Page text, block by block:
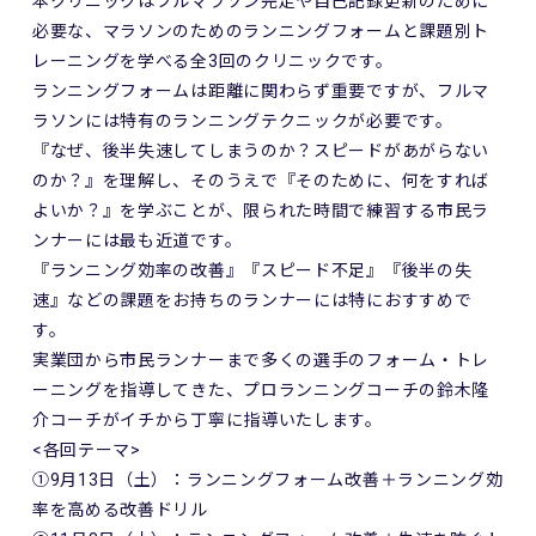
必要な、マラソンのためのランニングフォームと課題別ト
レーニングを学べる全3回のクリニックです。
ランニングフォームは距離に関わらず重要ですが、フルマ
ラソンには特有のランニングテクニックが必要です。
『なぜ、後半失速してしまうのか？スピードがあがらない
のか？』を理解し、そのうえで『そのために、何をすれば
よいか？』を学ぶことが、限られた時間で練習する市民ラ
ンナーには最も近道です。
『ランニング効率の改善』『スピード不足』『後半の失
速』などの課題をお持ちのランナーには特におすすめで
す。
実業団から市民ランナーまで多くの選手のフォーム・トレ
ーニングを指導してきた、プロランニングコーチの鈴木隆
介コーチがイチから丁寧に指導いたします。
<各回テーマ>
①9月13日（土）：ランニングフォーム改善＋ランニング効
率を高める改善ドリル